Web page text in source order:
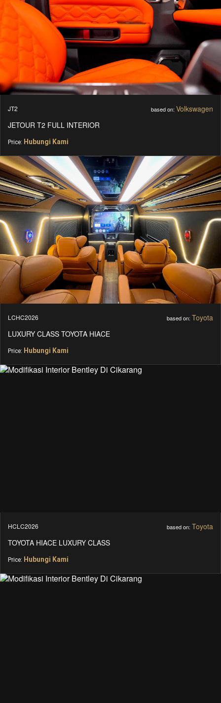
JT2 based on: Volkswagen
JETOUR T2 FULL INTERIOR
Price: Hubungi Kami
LCHC2026 based on: Toyota
LUXURY CLASS TOYOTA HIACE
Price: Hubungi Kami
HCLC2026 based on: Toyota
TOYOTA HIACE LUXURY CLASS
Price: Hubungi Kami